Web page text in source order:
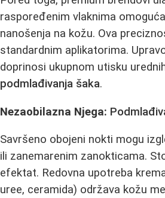
raspoređenim vlaknima
nanošenja na kožu. Ova
standardnim aplikatorima.
doprinosi ukupnom utisku
podmlađivanja šaka.
Nezaobilazna Njega:
Savršeno obojeni nokti mogu
ili zanemarenim zanokticama.
efektat. Redovna upotreba
uree, ceramida) održava kožu